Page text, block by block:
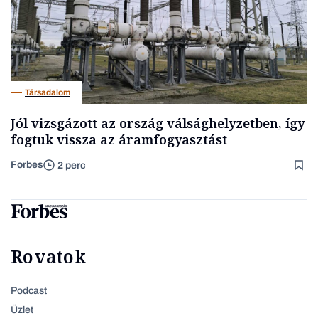
Társadalom
Jól vizsgázott az ország válsághelyzetben, így
fogtuk vissza az áramfogyasztást
Forbes 2 perc
Rovatok
Podcast
Üzlet